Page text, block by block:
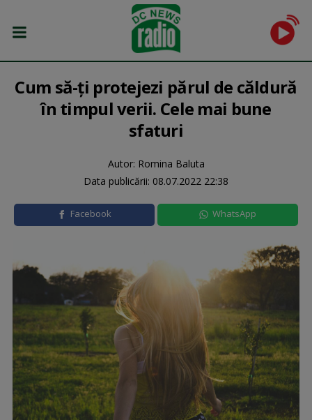
Cum să-ți protejezi părul de căldură
în timpul verii. Cele mai bune
sfaturi
Autor: Romina Baluta
Data publicării: 08.07.2022 22:38
Facebook WhatsApp